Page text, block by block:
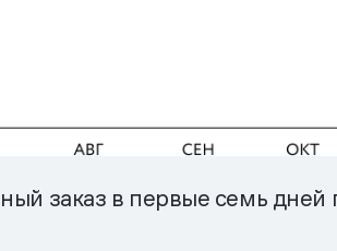
заказ в первые семь дней